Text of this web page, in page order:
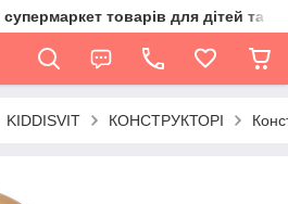
товарів для дітей та їх
KIDDISVIT КОНСТРУКТОРІ